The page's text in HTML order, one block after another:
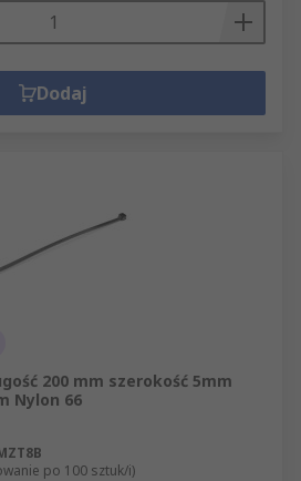
Dodaj
200 mm szerokość 5mm
Nylon 66
po 100 sztuk/i)